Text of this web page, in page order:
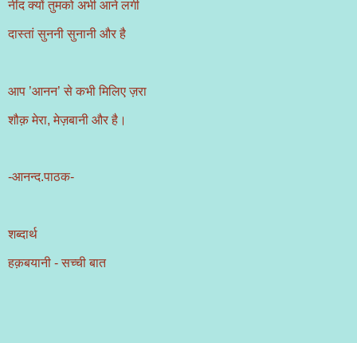
नींद क्यों तुमको अभी आने लगी
दास्तां सुननी सुनानी और है
आप ’आनन’ से कभी मिलिए ज़रा
शौक़ मेरा, मेज़बानी और है।
-आनन्द.पाठक-
शब्दार्थ
हक़बयानी - सच्ची बात